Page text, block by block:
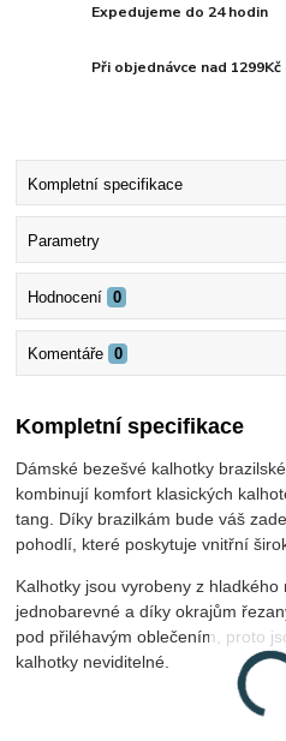
Expedujeme do 24 hodin
Při objednávce nad
Kompletní specifikace
Parametry
Hodnocení 0
Komentáře 0
Kompletní specifikace
Dámské bezešvé kalhotky
kombinují komfort klasických
tang. Díky brazilkám bude váš
pohodlí, které poskytuje vnitřní
Kalhotky jsou vyrobeny z hladkého
jednobarevné a díky okrajům
pod přiléhavým oblečením, proto
kalhotky neviditelné.